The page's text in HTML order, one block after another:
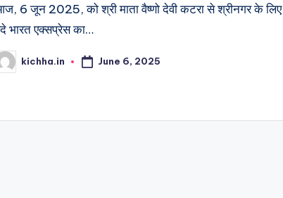
6 जून 2025, को श्री माता वैष्णो देवी कटरा से श्रीनगर के लिए
भारत एक्सप्रेस का…
kichha.in June 6, 2025